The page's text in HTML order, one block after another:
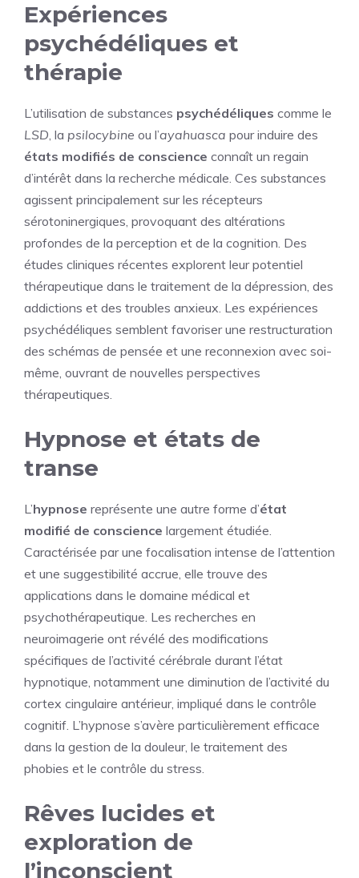
Expériences
psychédéliques et
thérapie
L’utilisation de substances psychédéliques comme le
LSD, la psilocybine ou l’ayahuasca pour induire des
états modifiés de conscience connaît un regain
d’intérêt dans la recherche médicale. Ces substances
agissent principalement sur les récepteurs
sérotoninergiques, provoquant des altérations
profondes de la perception et de la cognition. Des
études cliniques récentes explorent leur potentiel
thérapeutique dans le traitement de la dépression, des
addictions et des troubles anxieux. Les expériences
psychédéliques semblent favoriser une restructuration
des schémas de pensée et une reconnexion avec soi-
même, ouvrant de nouvelles perspectives
thérapeutiques.
Hypnose et états de
transe
L’hypnose représente une autre forme d’état
modifié de conscience largement étudiée.
Caractérisée par une focalisation intense de l’attention
et une suggestibilité accrue, elle trouve des
applications dans le domaine médical et
psychothérapeutique. Les recherches en
neuroimagerie ont révélé des modifications
spécifiques de l’activité cérébrale durant l’état
hypnotique, notamment une diminution de l’activité du
cortex cingulaire antérieur, impliqué dans le contrôle
cognitif. L’hypnose s’avère particulièrement efficace
dans la gestion de la douleur, le traitement des
phobies et le contrôle du stress.
Rêves lucides et
exploration de
l’inconscient